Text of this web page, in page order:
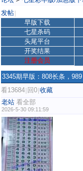
发帖
早版下载
七星杀码
头尾平台
开奖结果
注册会员
3345期早版：808长条，
看13684 回0 收藏
老站 看全部
2026-5-30 09:11:59